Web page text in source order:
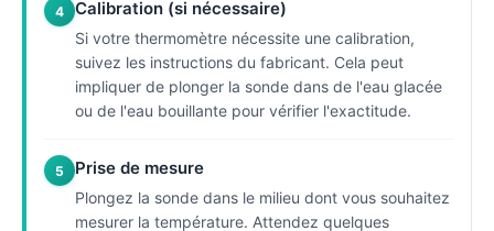
4 Calibration (si nécessaire)
Si votre thermomètre nécessite une calibration,
suivez les instructions du fabricant. Cela peut
impliquer de plonger la sonde dans de l'eau glacée
ou de l'eau bouillante pour vérifier l'exactitude.
5 Prise de mesure
Plongez la sonde dans le milieu dont vous souhaitez
mesurer la température. Attendez quelques